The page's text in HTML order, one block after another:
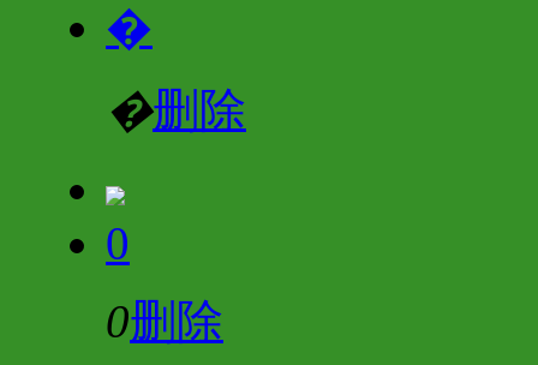
�
�删除
0
0删除